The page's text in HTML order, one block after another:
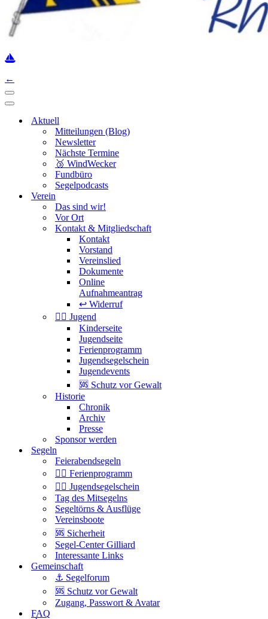
←
Navigations-
Menü
Navigations-
Aktuell
Mitteilungen (Blog)
Newsletter
Nächste Termine
🥉 WindWecker
Fundbüro
Segelpodcasts
Verein
Das sind wir!
Vor Ort
Kontakt & Mitgliedschaft
Kontakt
Vorstand
Vereinslied
Dokumente
Online
Aufnahmeantrag
↩️ Widerruf
🏴‍☠️ Jugend
Kinderseite
Jugendseite
Ferienprogramm
Jugendsegelschein
Jugendevents
🆘 Schutz vor Gewalt
Historie
Chronik
Archiv
Presse
Sponsor werden
Segeln
Feierabendsegeln
🏴‍☠️ Ferienprogramm
🏴‍☠️ Jugendsegelschein
Tag des Mitsegelns
Segeltörns & Ausflüge
Vereinsboote
🆘 Sicherheit
Segel-Center Gilliard
Interessante Links
Gemeinschaft
⚓️ Segelforum
🆘 Schutz vor Gewalt
Zugang, Passwort & Avatar
FAQ